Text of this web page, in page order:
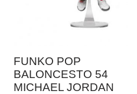
FUNKO POP
BALONCESTO 54
MICHAEL JORDAN